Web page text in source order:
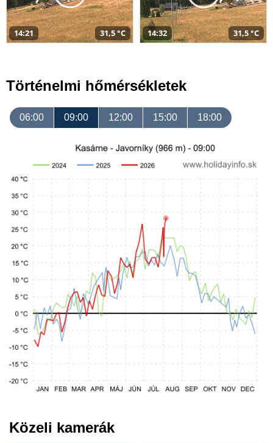
14:21 31,5 °C 14:32 31,5 °C
Történelmi hőmérsékletek
06:00 09:00 12:00 15:00 18:00
Közeli kamerák